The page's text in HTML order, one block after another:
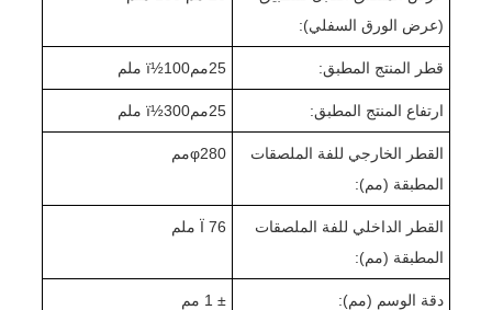
(عرض الورق السفلي):
قطر المنتج المطبق: 25ممï½ 100 ملم
ارتفاع المنتج المطبق: 25ممï½ 300 ملم
القطر الخارجي للفة الملصقات
المطبقة (مم):
φ280 مم
القطر الداخلي للفة الملصقات
المطبقة (مم):
Ï 76 ملم
دقة الوسم (مم): ± 1 مم